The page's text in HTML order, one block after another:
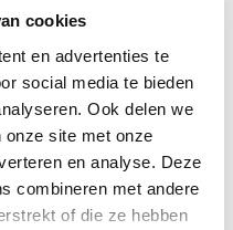
cookies
en advertenties te
social media te bieden
Ook delen we
onze site met onze
en analyse. Deze
combineren met andere
of die ze hebben